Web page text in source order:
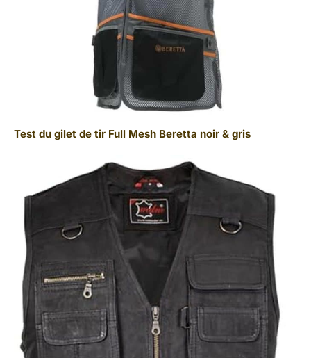
Test du gilet de tir Full Mesh Beretta noir & gris